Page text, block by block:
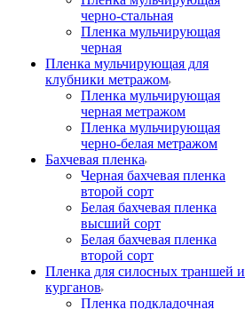
черно-стальная
Пленка мульчирующая
черная
Пленка мульчирующая для
клубники метражом
Пленка мульчирующая
черная метражом
Пленка мульчирующая
черно-белая метражом
Бахчевая пленка
Черная бахчевая пленка
второй сорт
Белая бахчевая пленка
высший сорт
Белая бахчевая пленка
второй сорт
Пленка для силосных траншей и
курганов
Пленка подкладочная